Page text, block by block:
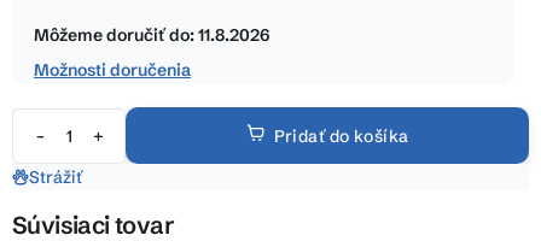
cena:
Môžeme doručiť do:11.8.2026
Možnosti doručenia
Pridať do košíka
Strážiť
Súvisiaci tovar